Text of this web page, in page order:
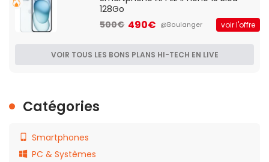
128Go
500€ 490€ @Boulanger voir l'offre
VOIR TOUS LES BONS PLANS HI-TECH EN LIVE
Catégories
Smartphones
PC & Systèmes